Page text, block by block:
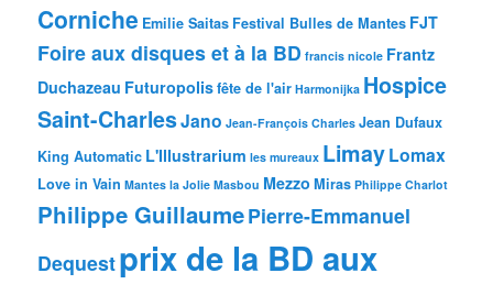
Corniche Emilie Saitas Festival Bulles de Mantes FJT
Foire aux disques et à la BD francis nicole Frantz
Duchazeau Futuropolisfête de l'air Harmonijka Hospice
Saint-CharlesJano Jean-François Charles Jean Dufaux
King Automatic L'Illustrarium les mureaux LimayLomax
Love in Vain Mantes la Jolie Masbou Mezzo Miras Philippe Charlot
Philippe GuillaumePierre-Emmanuel
Dequestprix de la BD aux